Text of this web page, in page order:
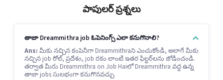
పాపులర్ ప్రశ్నలు
తాజా Dreammithra job ఓపెనింగ్స్ ఎలా కనుగొనాలి?
Ans: మీకు నచ్చిన కంపెనీగా Dreammithraని ఎంచుకోండి, అలాగే మీకు
నచ్చిన job రోల్, ప్రదేశం, job రకం లాంటి ఇతర ఫిల్టర్‌లను జోడించండి.
తర్వాత మీరు Dreammithra on Job Haiలో Dreammithra వద్ద ఉన్న
తాజా jobs సులభంగా కనుగొనవచ్చు.